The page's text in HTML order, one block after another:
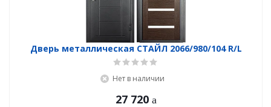
Дверь металлическая СТАЙЛ 2066/980/104 R/L
Нет в наличии
27 720